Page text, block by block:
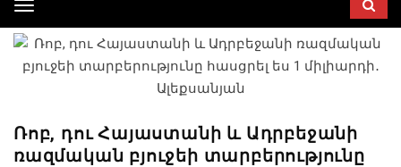
Toggle
navigation
Ռոբ, դու Հայաստանի և Ադրբեջանի
ռազմական բյուջեի տարբերությունը